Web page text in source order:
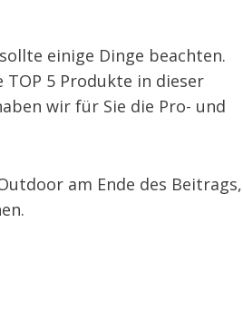
einige Dinge beachten.
5 Produkte in dieser
wir für Sie die Pro- und
am Ende des Beitrags,